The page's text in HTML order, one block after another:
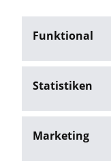
Funktional
Statistiken
Marketing
Mit dem Klick